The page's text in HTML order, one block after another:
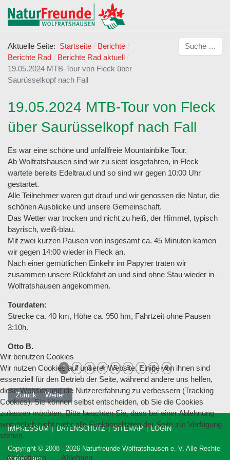
Aktuelle Seite: Startseite
Berichte
Berichte Rad
Berichte Rad aktuell
19.05.2024 MTB-Tour von Fleck über
Saurüsselkopf nach Fall
Suchen
19.05.2024 MTB-Tour von Fleck
über Saurüsselkopf nach Fall
Es war eine schöne und unfallfreie Mountainbike Tour.
Ab Wolfratshausen sind wir zu siebt losgefahren, in Fleck
wartete bereits Edeltraud und so sind wir gegen 10:00 Uhr
gestartet.
Alle Teilnehmer waren gut drauf und wir genossen die Natur, die
schönen Ausblicke und unsere Gemeinschaft.
Das Wetter war trocken und nicht zu heiß, der Himmel, typisch
bayrisch, weiß-blau.
Mit zwei kurzen Pausen von insgesamt ca. 45 Minuten kamen
wir gegen 14:00 wieder in Fleck an.
Nach einer gemütlichen Einkehr im Papyrer traten wir
zusammen unsere Rückfahrt an und sind ohne Stau wieder in
Wolfratshausen angekommen.
Tourdaten:
Strecke ca. 40 km, Höhe ca. 950 hm, Fahrtzeit ohne Pausen
3:10h.
Otto B.
1 2 3 4 5 6 7 8 9
Vorheriger Beitrag: 09.06.2024 MTB-Tour zur Hochthörlehütte
Zurück Nächster Beitrag: 05.05.2024 Radtour von Holzkirchen zum
Weiter
IMPRESSUM DATENSCHUTZ SITEMAP LOGIN
Copyright © 2008 - 2026 Naturfreunde Wolfratshausen e. V. Alle Rechte
vorbehalten.
Wir benutzen Cookies
Wir nutzen Cookies auf unserer Website. Einige von ihnen sind
essenziell für den Betrieb der Seite, während andere uns helfen,
diese Website und die Nutzererfahrung zu verbessern (Tracking
Cookies). Sie können selbst entscheiden, ob Sie die Cookies
zulassen möchten. Bitte beachten Sie, dass bei einer Ablehnung
womöglich nicht mehr alle Funktionalitäten der Seite zur Verfügung
stehen.
Akzeptieren Ablehnen